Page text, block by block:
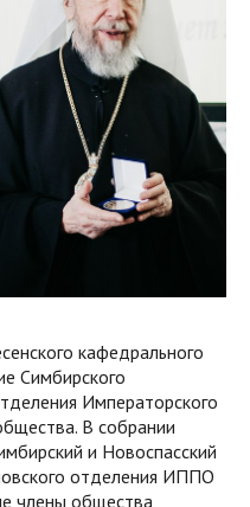
кафедрального
Симбирского
Императорского
В собрании
и Новоспасский
отделения ИППО
члены общества,